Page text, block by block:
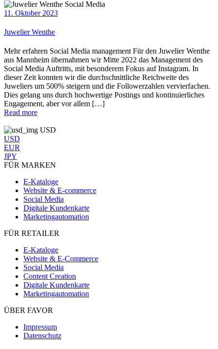
11. Oktober 2023
Juwelier Wenthe
Mehr erfahren Social Media management Für den Juwelier Wenthe
aus Mannheim übernahmen wir Mitte 2022 das Management des
Social Media Auftritts, mit besonderem Fokus auf Instagram. In
dieser Zeit konnten wir die durchschnittliche Reichweite des
Juweliers um 500% steigern und die Followerzahlen vervierfachen.
Dies gelang uns durch hochwertige Postings und kontinuierliches
Engagement, aber vor allem […]
Read more
USD
USD
EUR
JPY
FÜR MARKEN
E-Kataloge
Website & E-commerce
Social Media
Digitale Kundenkarte
Marketingautomation
FÜR RETAILER
E-Kataloge
Website & E-Commerce
Social Media
Content Creation
Digitale Kundenkarte
Marketingautomation
ÜBER FAVOR
Impressum
Datenschutz